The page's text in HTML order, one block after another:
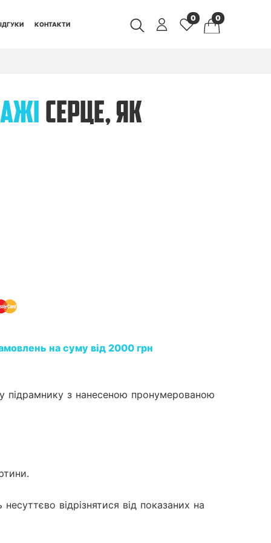
КОНТАКТИ
0 0
СЕРЦЕ, ЯК
на суму від 2000 грн
підрамнику з нанесеною пронумерованою
відрізнятися від показаних на